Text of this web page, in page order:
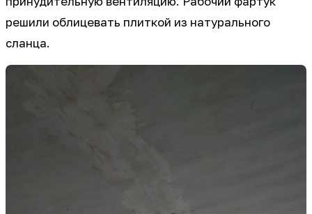
решили облицевать плиткой из натурального
сланца.